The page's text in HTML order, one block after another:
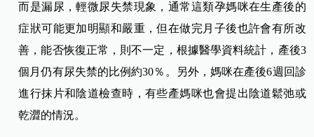
而是漏尿，輕微尿失禁現象，通常這類孕媽咪在生產後的
症狀可能更加明顯和嚴重，但在做完月子後也許會有所改
善，能否恢復正常，則不一定，根據醫學資料統計，產後3
個月仍有尿失禁的比例約30％。另外，媽咪在產後6週回診
進行抹片和陰道檢查時，有些產媽咪也會提出陰道鬆弛或
乾澀的情況。